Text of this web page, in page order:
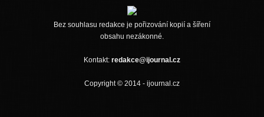
Bez souhlasu redakce je pořizování kopií a šíření
obsahu nezákonné.
Kontakt: redakce@ijournal.cz
Copyright © 2014 - ijournal.cz